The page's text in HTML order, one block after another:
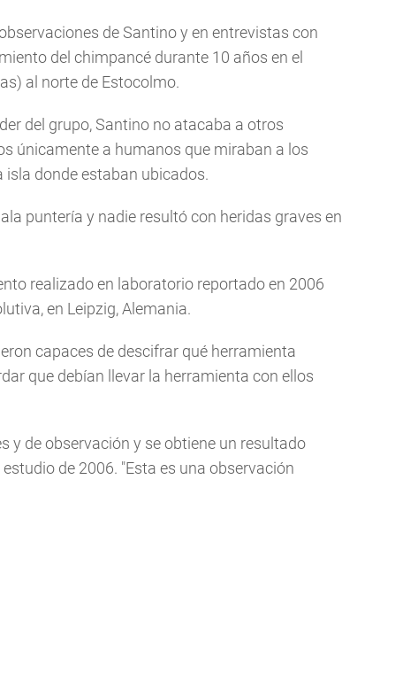
de Santino y en entrevistas con
del chimpancé durante 10 años en el
al norte de Estocolmo.
del grupo, Santino no atacaba a otros
únicamente a humanos que miraban a los
isla donde estaban ubicados.
puntería y nadie resultó con heridas graves en
realizado en laboratorio reportado en 2006
en Leipzig, Alemania.
capaces de descifrar qué herramienta
que debían llevar la herramienta con ellos
y de observación y se obtiene un resultado
de 2006. "Esta es una observación